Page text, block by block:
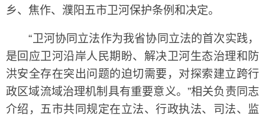
乡、焦作、濮阳五市卫河保护条例和决定。
“卫河协同立法作为我省协同立法的首次实践，
是回应卫河沿岸人民期盼、解决卫河生态治理和防
洪安全存在突出问题的迫切需要，对探索建立跨行
政区域流域治理机制具有重要意义。”相关负责同志
介绍，五市共同规定在立法、行政执法、司法、监